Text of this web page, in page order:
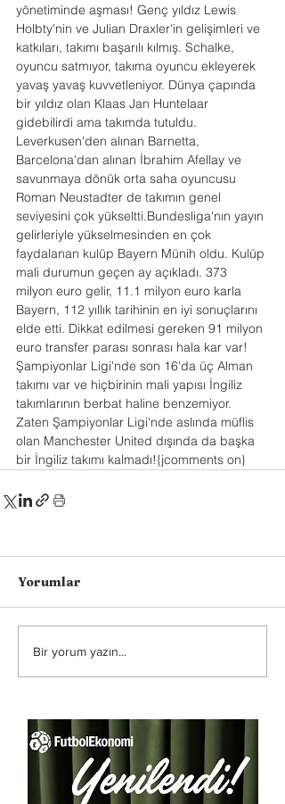
yönetiminde aşması! Genç yıldız Lewis
Holbty'nin ve Julian Draxler'in gelişimleri ve
katkıları, takımı başarılı kılmış. Schalke,
oyuncu satmıyor, takıma oyuncu ekleyerek
yavaş yavaş kuvvetleniyor. Dünya çapında
bir yıldız olan Klaas Jan Huntelaar
gidebilirdi ama takımda tutuldu.
Leverkusen'den alınan Barnetta,
Barcelona'dan alınan İbrahim Afellay ve
savunmaya dönük orta saha oyuncusu
Roman Neustadter de takımın genel
seviyesini çok yükseltti.Bundesliga'nın yayın
gelirleriyle yükselmesinden en çok
faydalanan kulüp Bayern Münih oldu. Kulüp
mali durumun geçen ay açıkladı. 373
milyon euro gelir, 11.1 milyon euro karla
Bayern, 112 yıllık tarihinin en iyi sonuçlarını
elde etti. Dikkat edilmesi gereken 91 milyon
euro transfer parası sonrası hala kar var!
Şampiyonlar Ligi'nde son 16'da üç Alman
takımı var ve hiçbirinin mali yapısı İngiliz
takımlarının berbat haline benzemiyor.
Zaten Şampiyonlar Ligi'nde aslında müflis
olan Manchester United dışında da başka
bir İngiliz takımı kalmadı!{jcomments on}
Yorumlar
Bir yorum yazın...